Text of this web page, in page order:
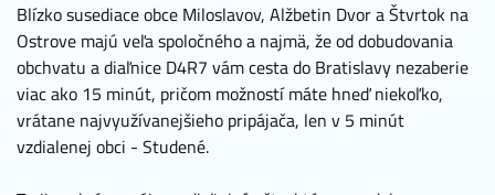
Blízko susediace obce Miloslavov, Alžbetin Dvor a Štvrtok na
Ostrove majú veľa spoločného a najmä, že od dobudovania
obchvatu a diaľnice D4R7 vám cesta do Bratislavy nezaberie
viac ako 15 minút, pričom možností máte hneď niekoľko,
vrátane najvyužívanejšieho pripájača, len v 5 minút
vzdialenej obci - Studené.